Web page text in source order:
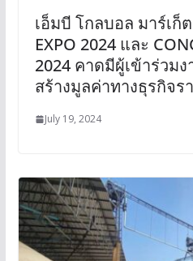
เอ็มบี โกลบอล มาร์เก็
EXPO 2024 และ
2024 คาดมีผู้เข้าร่วมง
สร้างมูลค่าทางธุรกิจร
July 19, 2024